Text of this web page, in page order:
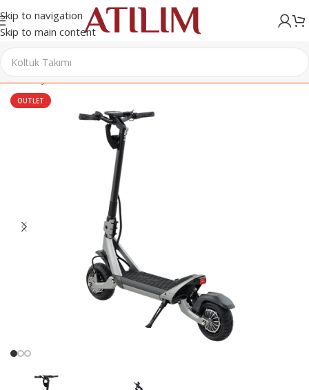
Skip to navigation
Skip to main content
Ana Sayfa/Elektronik/Scooter
OUTLET